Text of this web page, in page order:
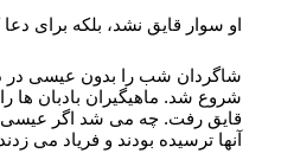
او سوار قایق نشد، بلکه برای
شاگردان شب را بدون عیسی در
شروع شد. ماهیگیران بادبان ها
قایق رفت. چه می شد اگر عیسی
آنها ترسیده بودند و فریاد می